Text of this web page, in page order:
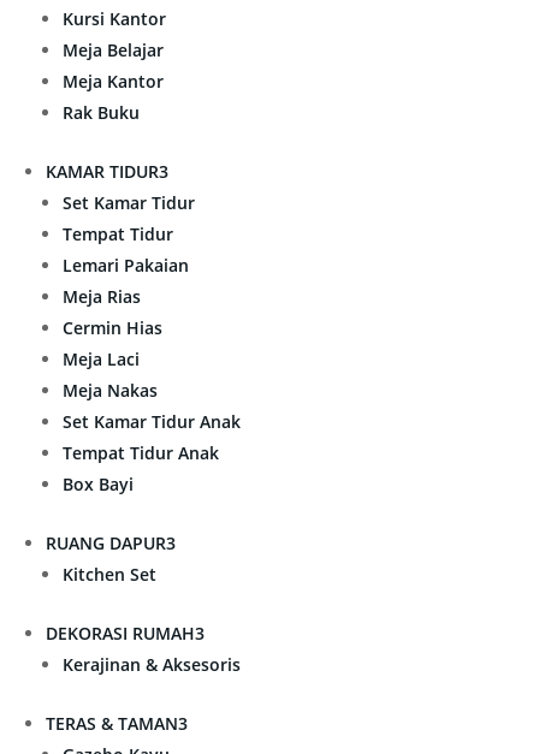
Kursi Kantor
Meja Belajar
Meja Kantor
Rak Buku
KAMAR TIDUR3
Set Kamar Tidur
Tempat Tidur
Lemari Pakaian
Meja Rias
Cermin Hias
Meja Laci
Meja Nakas
Set Kamar Tidur Anak
Tempat Tidur Anak
Box Bayi
RUANG DAPUR3
Kitchen Set
DEKORASI RUMAH3
Kerajinan & Aksesoris
TERAS & TAMAN3